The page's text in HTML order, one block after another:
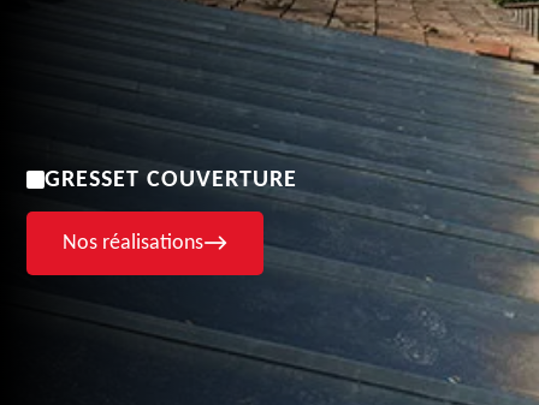
GRESSET COUVERTURE
Nos réalisations